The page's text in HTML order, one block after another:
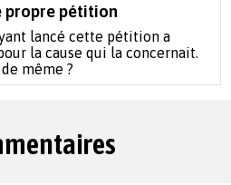
propre pétition
lancé cette pétition a
la cause qui la concernait.
même ?